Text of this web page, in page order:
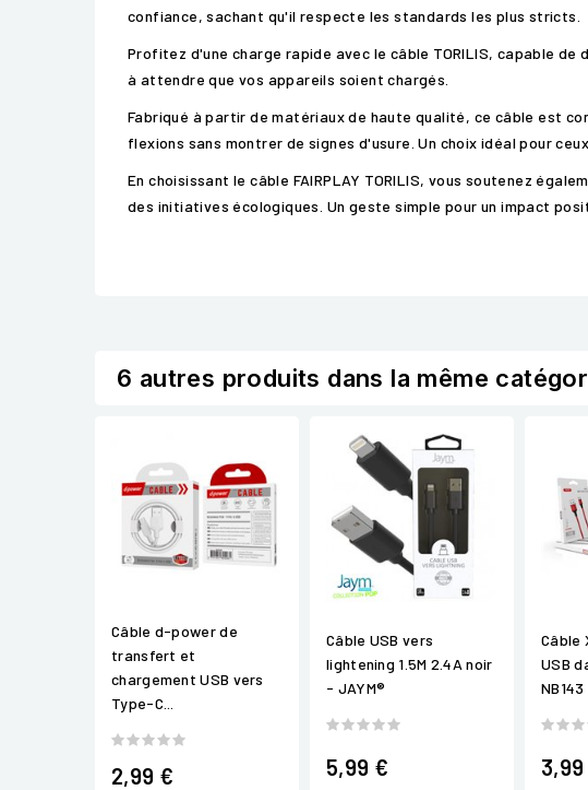
confiance, sachant qu'il respecte les standards les plus stricts.
Profitez d'une charge rapide avec le câble TORILIS, capable
à attendre que vos appareils soient chargés.
Fabriqué à partir de matériaux de haute qualité, ce câble est
flexions sans montrer de signes d'usure. Un choix idéal pour
En choisissant le câble FAIRPLAY TORILIS, vous soutenez
des initiatives écologiques. Un geste simple pour un impact
6 autres produits dans la même
Câble d-power de
transfert et
chargement USB vers
Type-C...
2,99 €
Câble USB vers
lightening 1.5M 2.4A noir
- JAYM®
5,99 €
Câble
USB
NB143